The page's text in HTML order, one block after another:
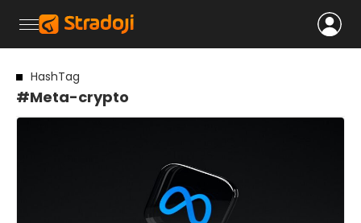
HashTag
#Meta-crypto